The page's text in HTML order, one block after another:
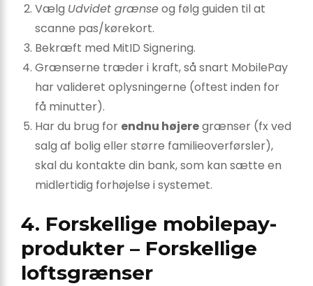
Vælg Udvidet grænseog følg guiden til at
scanne pas/kørekort.
Bekræft med MitID Signering.
Grænserne træder i kraft, så snart MobilePay
har valideret oplysningerne (oftest inden for
få minutter).
Har du brug for endnu højeregrænser (fx ved
salg af bolig eller større familie­overførsler),
skal du kontakte din bank, som kan sætte en
midlertidig forhøjelse i systemet.
4. Forskellige mobilepay-
produkter – Forskellige
loftsgrænser